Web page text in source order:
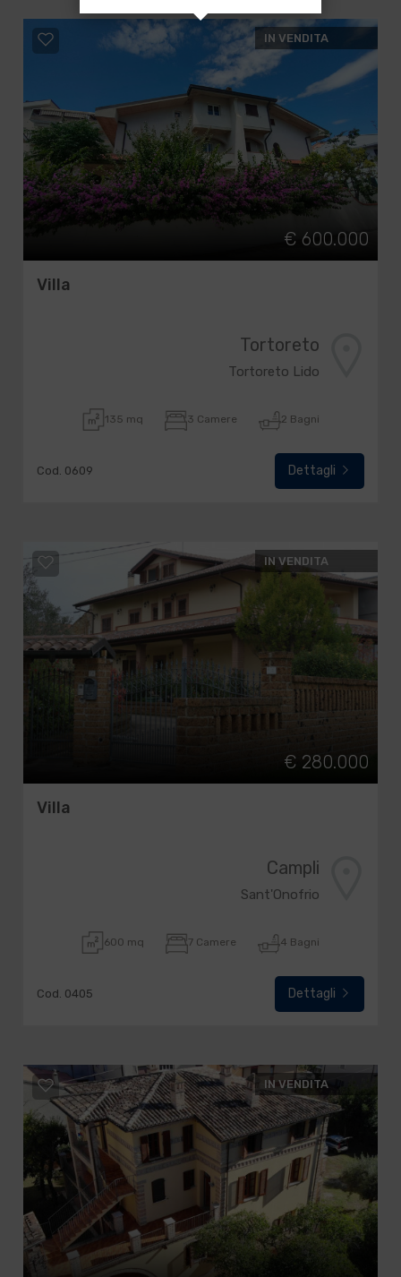
IN VENDITA
€ 600.000
Villa
Tortoreto
Tortoreto Lido
135 mq 3 Camere 2 Bagni
Cod. 0609 Dettagli
IN VENDITA
€ 280.000
Villa
Campli
Sant'Onofrio
600 mq 7 Camere 4 Bagni
Cod. 0405 Dettagli
IN VENDITA